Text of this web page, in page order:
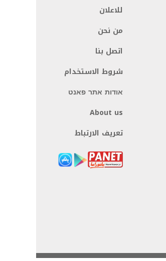
للاعلان
من نحن
اتصل بنا
شروط الاستخدام
אודות אתר פאנט
About us
تعريف الارتباط